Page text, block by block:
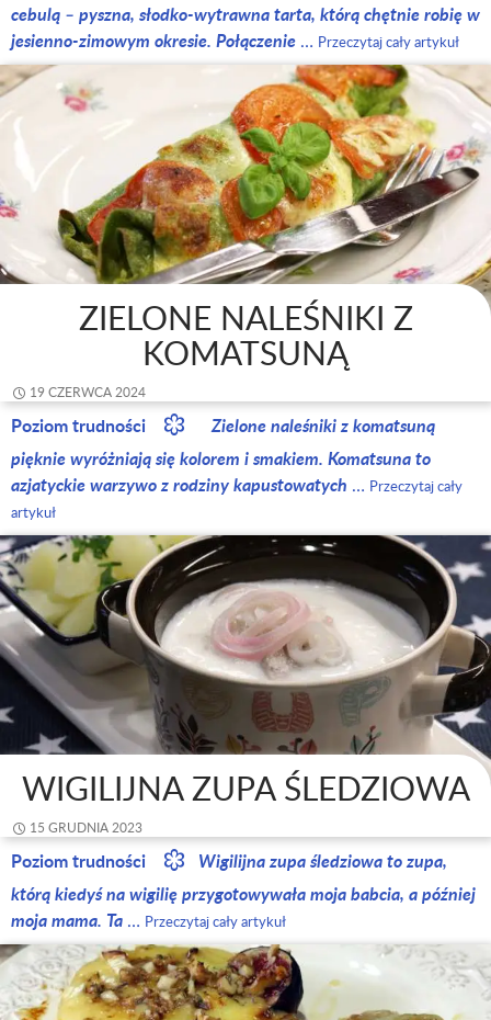
cebulą – pyszna, słodko-wytrawna tarta, którą chętnie robię w
jesienno-zimowym okresie. Połączenie … Przeczytaj cały artykuł
ZIELONE NALEŚNIKI Z
KOMATSUNĄ
19 CZERWCA 2024
Poziom trudności
Zielone naleśniki z komatsuną
pięknie wyróżniają się kolorem i smakiem. Komatsuna to
azjatyckie warzywo z rodziny kapustowatych … Przeczytaj cały
artykuł
WIGILIJNA ZUPA ŚLEDZIOWA
15 GRUDNIA 2023
Poziom trudności
Wigilijna zupa śledziowa to zupa,
którą kiedyś na wigilię przygotowywała moja babcia, a później
moja mama. Ta … Przeczytaj cały artykuł